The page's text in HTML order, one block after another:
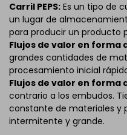
Carril PEPS: Es un tipo de
un lugar de
para producir un producto
Flujos de valor en forma
grandes cantidades de
procesamiento inicial
Flujos de valor en forma
contrario a los embudos.
constante de materiales y
intermitente y grande.